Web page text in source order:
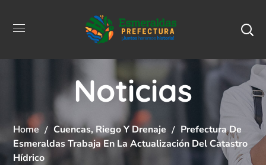
Noticias
Home Cuencas, Riego Y Drenaje
Prefectura De
Esmeraldas Trabaja En La Actualización Del Catastro
Hídrico